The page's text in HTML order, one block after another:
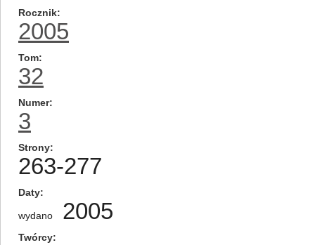
Rocznik
2005
Tom
32
Numer
3
Strony
263-277
Daty
wydano 2005
Twórcy